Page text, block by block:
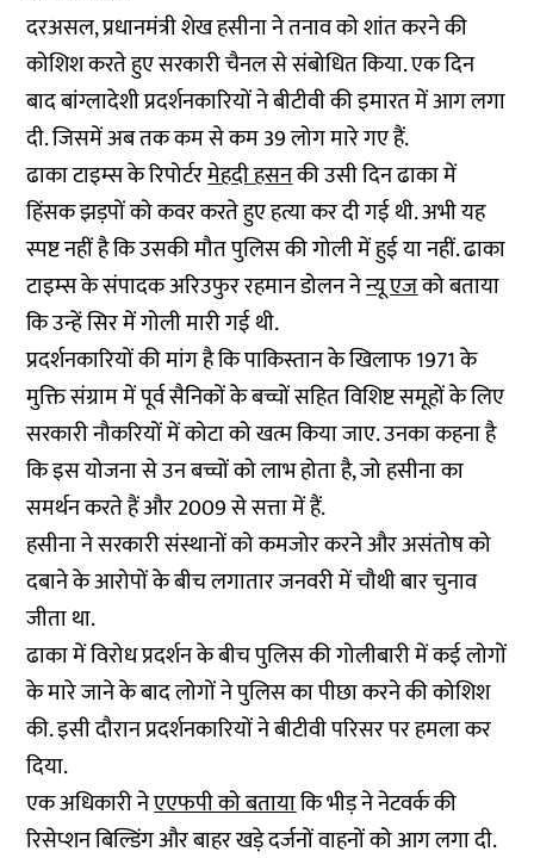
दरअसल, प्रधानमंत्री शेख हसीना ने तनाव को शांत करने की
कोशिश करते हुए सरकारी चैनल से संबोधित किया. एक दिन
बाद बांग्लादेशी प्रदर्शनकारियों ने बीटीवी की इमारत में आग लगा
दी. जिसमें अब तक कम से कम 39 लोग मारे गए हैं.
ढाका टाइम्स के रिपोर्टरमेहदी हसनकी उसी दिन ढाका में
हिंसक झड़पों को कवर करते हुए हत्या कर दी गई थी. अभी यह
स्पष्ट नहीं है कि उसकी मौत पुलिस की गोली में हुई या नहीं. ढाका
टाइम्स के संपादक अरिउफुर रहमान डोलन नेन्यू एजको बताया
कि उन्हें सिर में गोली मारी गई थी.
प्रदर्शनकारियों की मांग है कि पाकिस्तान के खिलाफ 1971 के
मुक्ति संग्राम में पूर्व सैनिकों के बच्चों सहित विशिष्ट समूहों के लिए
सरकारी नौकरियों में कोटा को खत्म किया जाए. उनका कहना है
कि इस योजना से उन बच्चों को लाभ होता है, जो हसीना का
समर्थन करते हैं और 2009 से सत्ता में हैं.
हसीना ने सरकारी संस्थानों को कमजोर करने और असंतोष को
दबाने के आरोपों के बीच लगातार जनवरी में चौथी बार चुनाव
जीता था.
ढाका में विरोध प्रदर्शन के बीच पुलिस की गोलीबारी में कई लोगों
के मारे जाने के बाद लोगों ने पुलिस का पीछा करने की कोशिश
की. इसी दौरान प्रदर्शनकारियों ने बीटीवी परिसर पर हमला कर
दिया.
एक अधिकारी नेएएफपी को बतायाकि भीड़ ने नेटवर्क की
रिसेप्शन बिल्डिंग और बाहर खड़े दर्जनों वाहनों को आग लगा दी.